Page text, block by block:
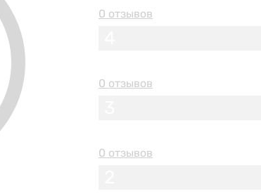
0 отзывов
0 отзывов
0 отзывов